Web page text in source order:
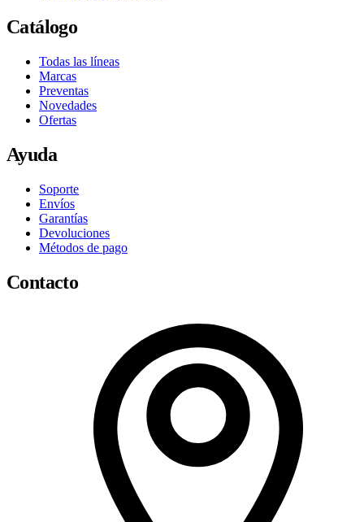
Catálogo
Todas las líneas
Marcas
Preventas
Novedades
Ofertas
Ayuda
Soporte
Envíos
Garantías
Devoluciones
Métodos de pago
Contacto